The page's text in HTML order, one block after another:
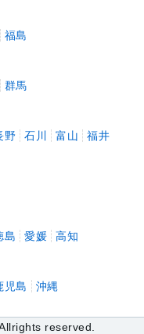
福島
群馬
野 石川 富山 福井
島 愛媛 高知
児島 沖縄
reserved.